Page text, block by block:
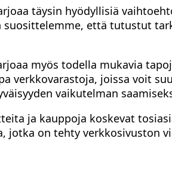
täysin hyödyllisiä
suosittelemme, että tutustut
myös todella mukavia
verkkovarastoja, joissa voit
vaikutelman
ja kauppoja koskevat
jotka on tehty verkkosivuston